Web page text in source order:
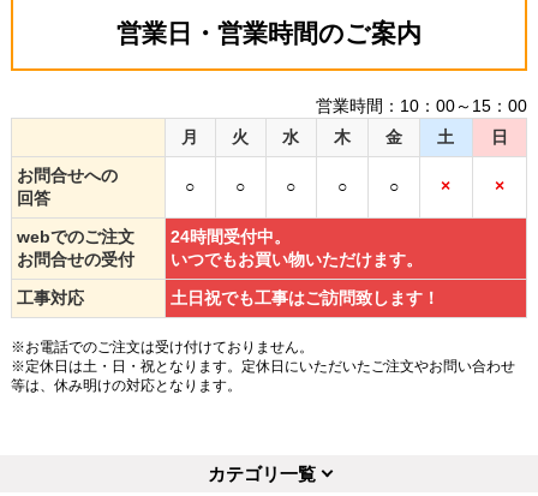
営業日・営業時間のご案内
営業時間：10：00～15：00
月
火 水 木 金 土
日
お問合せへの
回答
○ ○ ○ ○ ○ × ×
webでのご注文
お問合せの受付
24時間受付中。
いつでもお買い物いただけます。
工事対応
土日祝でも工事はご訪問致します！
※お電話でのご注文は受け付けておりません。
※定休日は土・日・祝となります。定休日にいただいたご注文やお問い合わせ
等は、休み明けの対応となります。
カテゴリ一覧